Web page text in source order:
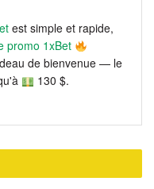
est simple et rapide,
promo 1xBet
de bienvenue — le
130 $.